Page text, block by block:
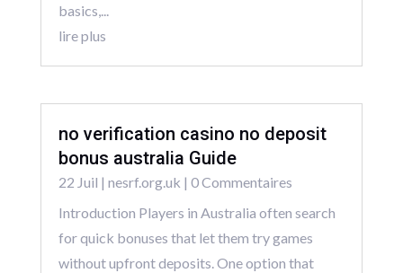
basics,...
lire plus
no verification casino no deposit
bonus australia Guide
22 Juil | nesrf.org.uk | 0 Commentaires
Introduction Players in Australia often search
for quick bonuses that let them try games
without upfront deposits. One option that